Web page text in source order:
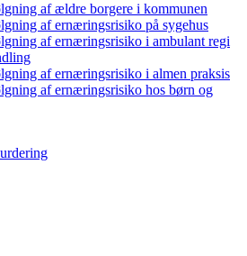
af ældre borgere i kommunen
af ernæringsrisiko på sygehus
af ernæringsrisiko i ambulant regi
af ernæringsrisiko i almen praksis
af ernæringsrisiko hos børn og